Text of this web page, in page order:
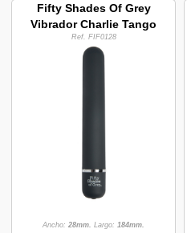
Fifty Shades Of Grey
Vibrador Charlie Tango
Ref. FIF0128
Ancho:28mm. Largo: 184mm.